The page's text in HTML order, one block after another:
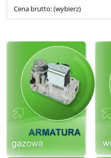
Cena brutto: (wybierz)